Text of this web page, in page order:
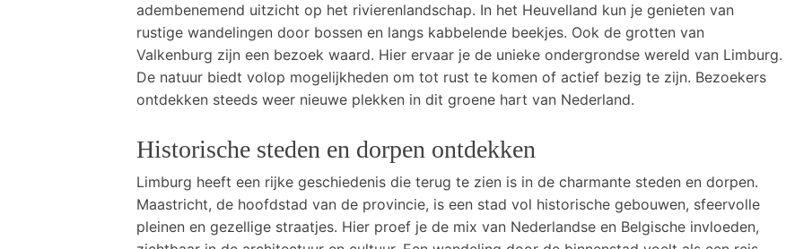
adembenemend uitzicht op het rivierenlandschap. In het Heuvelland kun je genieten van
rustige wandelingen door bossen en langs kabbelende beekjes. Ook de grotten van
Valkenburg zijn een bezoek waard. Hier ervaar je de unieke ondergrondse wereld van Limburg.
De natuur biedt volop mogelijkheden om tot rust te komen of actief bezig te zijn. Bezoekers
ontdekken steeds weer nieuwe plekken in dit groene hart van Nederland.
Historische steden en dorpen ontdekken
Limburg heeft een rijke geschiedenis die terug te zien is in de charmante steden en dorpen.
Maastricht, de hoofdstad van de provincie, is een stad vol historische gebouwen, sfeervolle
pleinen en gezellige straatjes. Hier proef je de mix van Nederlandse en Belgische invloeden,